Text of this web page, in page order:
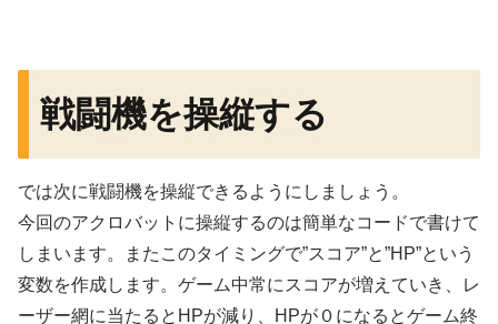
戦闘機を操縦する
では次に戦闘機を操縦できるようにしましょう。
今回のアクロバットに操縦するのは簡単なコードで書けて
しまいます。またこのタイミングで”スコア”と”HP”という
変数を作成します。ゲーム中常にスコアが増えていき、レ
ーザー網に当たるとHPが減り、HPが０になるとゲーム終